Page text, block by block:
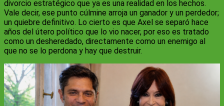
divorcio estratégico que ya es una realidad en los hechos.
Vale decir, ese punto cúlmine arroja un ganador y un perdedor;
un quiebre definitivo. Lo cierto es que Axel se separó hace
años del útero político que lo vio nacer, por eso es tratado
como un desheredado, directamente como un enemigo al
que no se lo perdona y hay que destruir.